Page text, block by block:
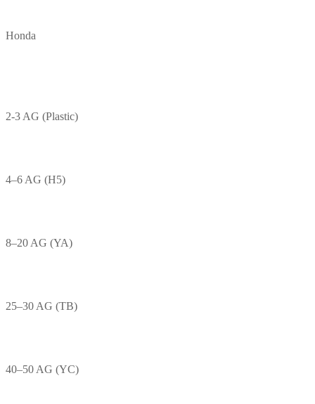
Honda
2-3 AG (Plastic)
4–6 AG (H5)
8–20 AG (YA)
25–30 AG (TB)
40–50 AG (YC)